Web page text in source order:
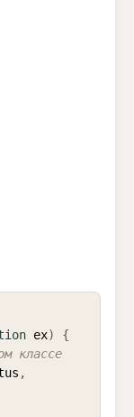
ex)
{
классе
,